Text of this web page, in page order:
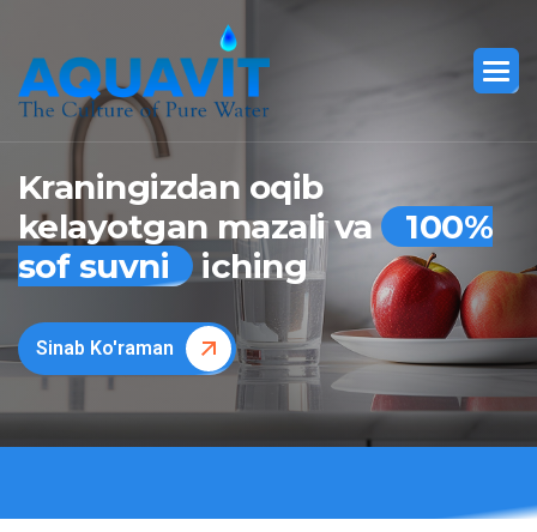
Kraningizdan oqib
kelayotgan mazali va
100%
sof suvni
iching
Sinab Ko'raman